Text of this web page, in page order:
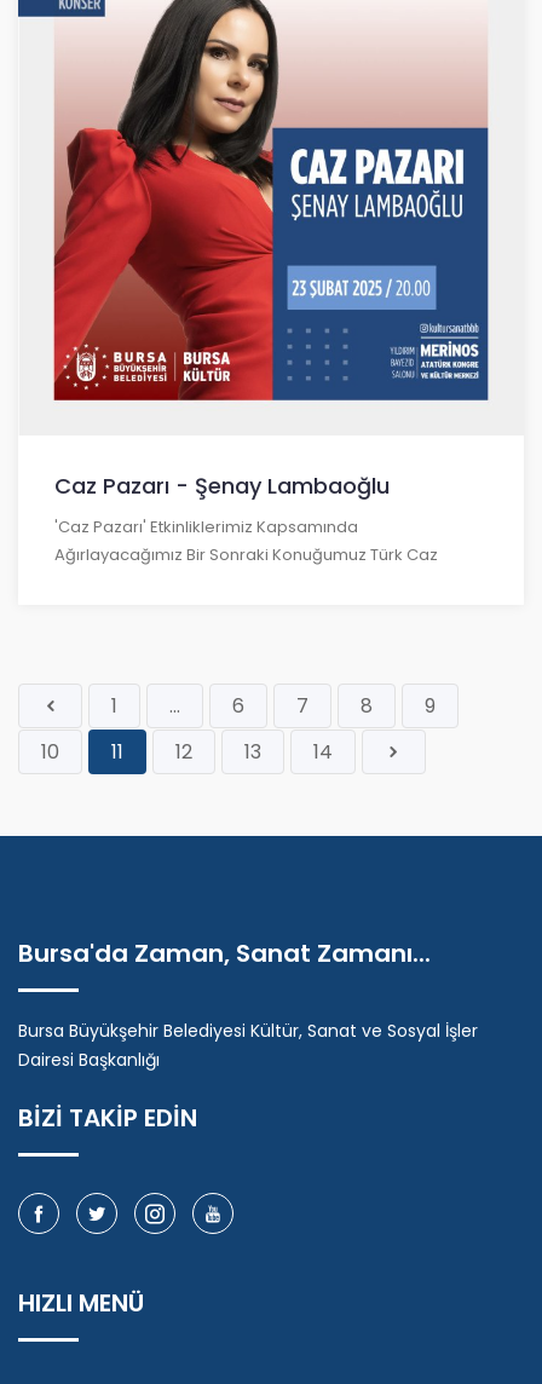
Caz Pazarı - Şenay Lambaoğlu
'Caz Pazarı' Etkinliklerimiz Kapsamında
Ağırlayacağımız Bir Sonraki Konuğumuz Türk Caz
1 ... 6 7 8
9
10
11 12 13 14
Bursa'da Zaman, Sanat Zamanı...
Bursa Büyükşehir Belediyesi Kültür, Sanat ve Sosyal İşler
Dairesi Başkanlığı
BİZİ TAKİP EDİN
HIZLI MENÜ